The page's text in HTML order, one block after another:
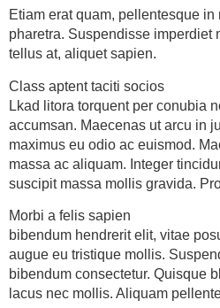
Etiam erat quam, pellentesque
pharetra. Suspendisse imperdiet
tellus at, aliquet sapien.
Class aptent taciti socios
Lkad litora torquent per conubia
accumsan. Maecenas ut arcu in
maximus eu odio ac euismod.
massa ac aliquam. Integer
suscipit massa mollis gravida.
Morbi a felis sapien
bibendum hendrerit elit, vitae
augue eu tristique mollis.
bibendum consectetur. Quisque
lacus nec mollis. Aliquam